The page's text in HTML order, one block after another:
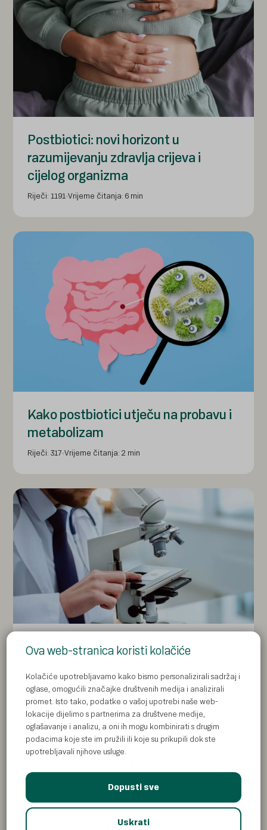
Ova web-stranica koristi kolačiće
Kolačiće upotrebljavamo kako bismo personalizirali sadržaj i
oglase, omogućili značajke društvenih medija i analizirali
promet. Isto tako, podatke o vašoj upotrebi naše web-
lokacije dijelimo s partnerima za društvene medije,
oglašavanje i analizu, a oni ih mogu kombinirati s drugim
podacima koje ste im pružili ili koje su prikupili dok ste
upotrebljavali njihove usluge.
Dopusti sve
Uskrati
Postbiotici: novi horizont u
razumijevanju zdravlja crijeva i
cijelog organizma
Riječi: 1191 Vrijeme čitanja: 6 min
Kako postbiotici utječu na probavu i
metabolizam
Riječi: 317 Vrijeme čitanja: 2 min
Što znanost kaže o bioticima?
DomovKontaktGdje kupitiČesto postavljena pitanja
Pravila privatnostiPolitika kolačića